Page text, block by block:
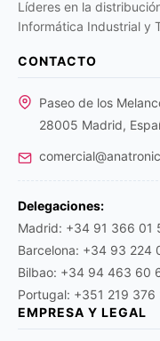
Líderes en la
Informática Industrial y
CONTACTO
Paseo de los
28005 Madrid,
Delegaciones:
Madrid: +34 91 366 01
Barcelona: +34 93 224
Bilbao: +34 94 463 60
Portugal: +351 219 376
EMPRESA Y LEGAL